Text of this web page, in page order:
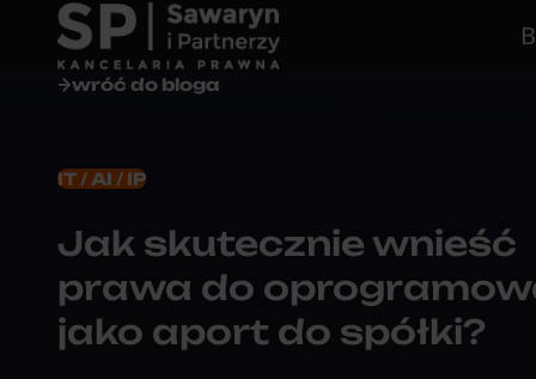
wróć do bloga
IT / AI / IP
Jak skutecznie wnieść
prawa do
jako aport do spółki?